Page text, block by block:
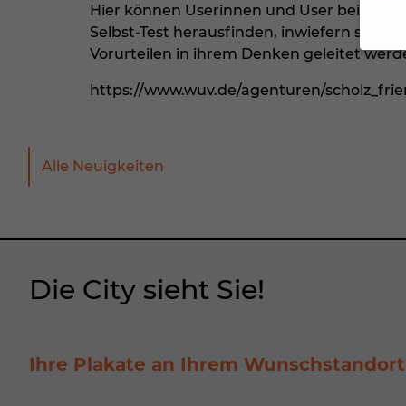
Hier können Userinnen und User bei einem
Selbst-Test herausfinden, inwiefern sie von
Vorurteilen in ihrem Denken geleitet
https://www.wuv.de/agenturen/
Alle Neuigkeiten
Die City sieht Sie!
Ihre Plakate an Ihrem